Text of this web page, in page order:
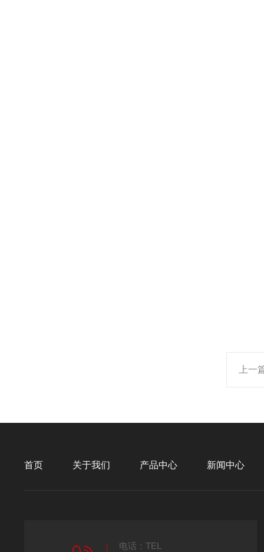
上一
首页 关于我们 产品中心 新闻中心
电话：TEL